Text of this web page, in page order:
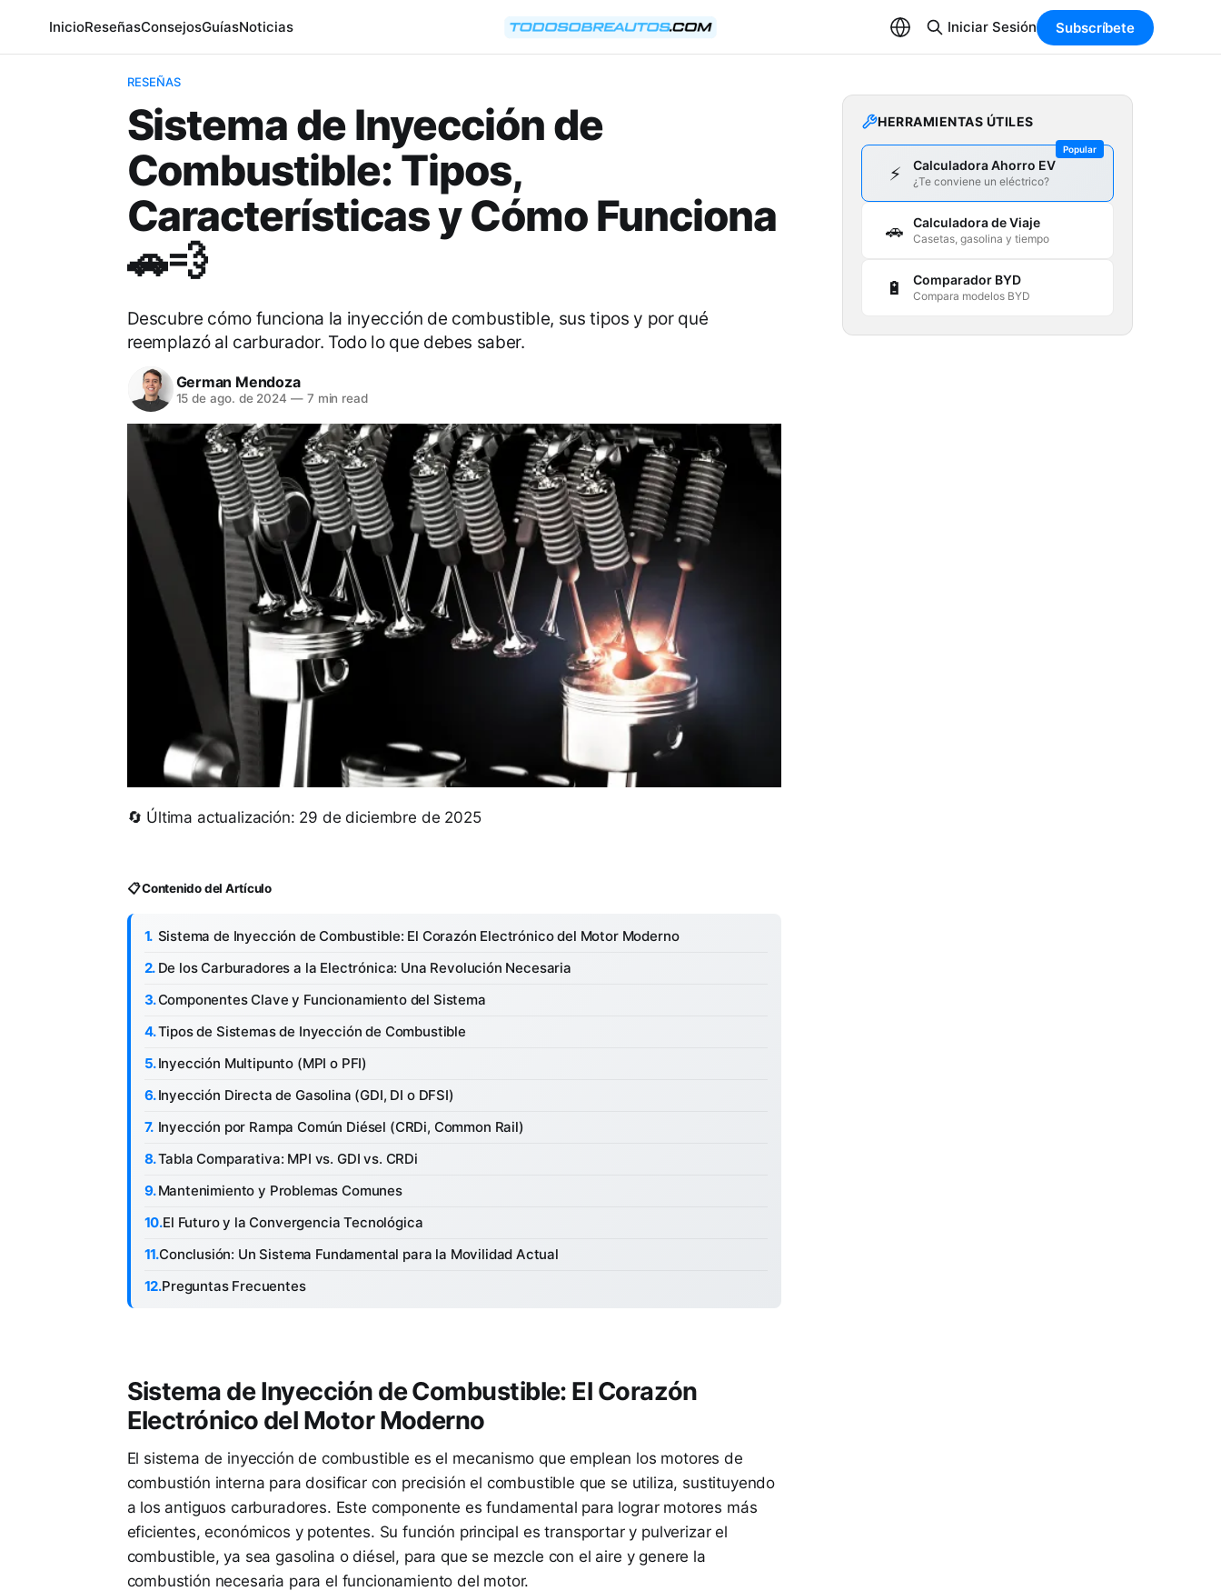
InicioReseñasConsejosGuíasNoticias Iniciar Sesión Subscríbete
RESEÑAS
Sistema de Inyección de
Combustible: Tipos,
Características y Cómo Funciona
🚗💨
Descubre cómo funciona la inyección de combustible, sus tipos y por qué
reemplazó al carburador. Todo lo que debes saber.
German Mendoza
15 de ago. de 2024 —7 min read
🔄 Última actualización: 29 de diciembre de 2025
📋 Contenido del Artículo
Sistema de Inyección de Combustible: El Corazón Electrónico del Motor Moderno
De los Carburadores a la Electrónica: Una Revolución Necesaria
Componentes Clave y Funcionamiento del Sistema
Tipos de Sistemas de Inyección de Combustible
Inyección Multipunto (MPI o PFI)
Inyección Directa de Gasolina (GDI, DI o DFSI)
Inyección por Rampa Común Diésel (CRDi, Common Rail)
Tabla Comparativa: MPI vs. GDI vs. CRDi
Mantenimiento y Problemas Comunes
El Futuro y la Convergencia Tecnológica
Conclusión: Un Sistema Fundamental para la Movilidad Actual
Preguntas Frecuentes
Sistema de Inyección de Combustible: El Corazón
Electrónico del Motor Moderno
El sistema de inyección de combustible es el mecanismo que emplean los motores de
combustión interna para dosificar con precisión el combustible que se utiliza, sustituyendo
a los antiguos carburadores. Este componente es fundamental para lograr motores más
eficientes, económicos y potentes. Su función principal es transportar y pulverizar el
combustible, ya sea gasolina o diésel, para que se mezcle con el aire y genere la
combustión necesaria para el funcionamiento del motor.
HERRAMIENTAS ÚTILES
Popular
⚡ Calculadora Ahorro EV
¿Te conviene un eléctrico?
🚗 Calculadora de Viaje
Casetas, gasolina y tiempo
🔋 Comparador BYD
Compara modelos BYD